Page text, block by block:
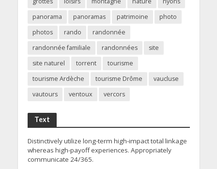
panorama
panoramas patrimoine
photo
photos
rando
randonnée
randonnée familiale
randonnées
site
site naturel
torrent
tourisme
tourisme Ardèche
tourisme Drôme
vaucluse
vautours
ventoux vercors
Text
Distinctively utilize long-term high-impact total linkage
whereas high-payoff experiences. Appropriately
communicate 24/365.